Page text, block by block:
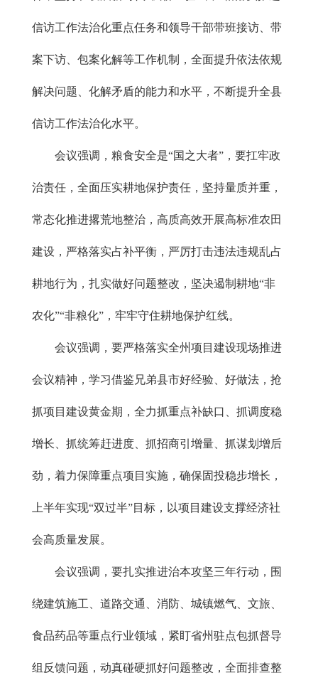
信访工作法治化重点任务和领导干部带班接访、带
案下访、包案化解等工作机制，全面提升依法依规
解决问题、化解矛盾的能力和水平，不断提升全县
信访工作法治化水平。
会议强调，粮食安全是“国之大者”，要扛牢政
治责任，全面压实耕地保护责任，坚持量质并重，
常态化推进撂荒地整治，高质高效开展高标准农田
建设，严格落实占补平衡，严厉打击违法违规乱占
耕地行为，扎实做好问题整改，坚决遏制耕地“非
农化”“非粮化”，牢牢守住耕地保护红线。
会议强调，要严格落实全州项目建设现场推进
会议精神，学习借鉴兄弟县市好经验、好做法，抢
抓项目建设黄金期，全力抓重点补缺口、抓调度稳
增长、抓统筹赶进度、抓招商引增量、抓谋划增后
劲，着力保障重点项目实施，确保固投稳步增长，
上半年实现“双过半”目标，以项目建设支撑经济社
会高质量发展。
会议强调，要扎实推进治本攻坚三年行动，围
绕建筑施工、道路交通、消防、城镇燃气、文旅、
食品药品等重点行业领域，紧盯省州驻点包抓督导
组反馈问题，动真碰硬抓好问题整改，全面排查整